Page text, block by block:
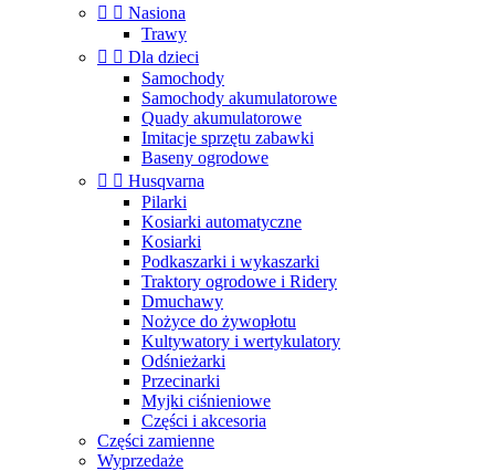
  Nasiona
Trawy
  Dla dzieci
Samochody
Samochody akumulatorowe
Quady akumulatorowe
Imitacje sprzętu zabawki
Baseny ogrodowe
  Husqvarna
Pilarki
Kosiarki automatyczne
Kosiarki
Podkaszarki i wykaszarki
Traktory ogrodowe i Ridery
Dmuchawy
Nożyce do żywopłotu
Kultywatory i wertykulatory
Odśnieżarki
Przecinarki
Myjki ciśnieniowe
Części i akcesoria
Części zamienne
Wyprzedaże